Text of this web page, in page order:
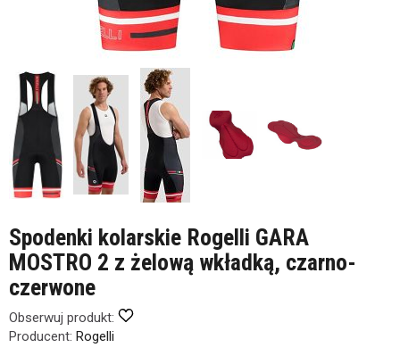
Spodenki kolarskie Rogelli GARA
MOSTRO 2 z żelową wkładką, czarno-
czerwone
Obserwuj produkt:
Producent: Rogelli